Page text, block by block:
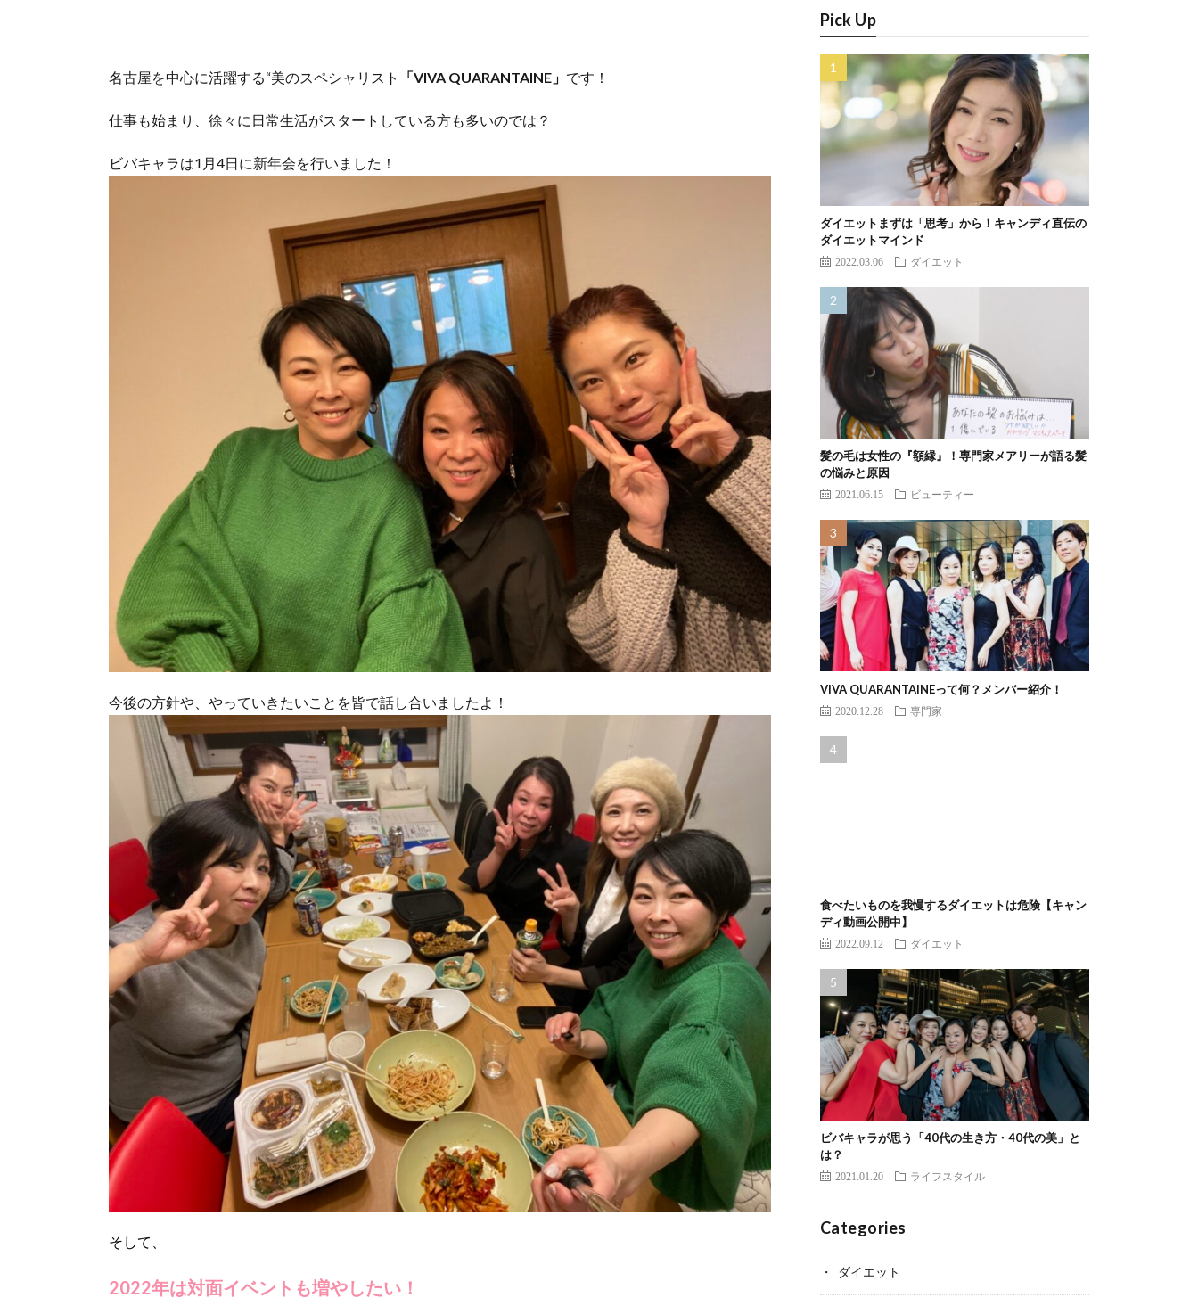
名古屋を中心に活躍する“美のスペシャリスト 「VIVA QUARANTAINE」 です！
仕事も始まり、徐々に日常生活がスタートしている方も多いのでは？
ビバキャラは1月4日に新年会を行いました！
今後の方針や、やっていきたいことを皆で話し合いましたよ！
そして、
2022年は対面イベントも増やしたい！
Pick Up
ダイエットまずは「思考」から！キャンディ直伝の
ダイエットマインド
2022.03.06 ダイエット
髪の毛は女性の『額縁』！専門家メアリーが語る髪
の悩みと原因
2021.06.15 ビューティー
VIVA QUARANTAINEって何？メンバー紹介！
2020.12.28 専門家
食べたいものを我慢するダイエットは危険【キャン
ディ動画公開中】
2022.09.12 ダイエット
ビバキャラが思う「40代の生き方・40代の美」と
は？
2021.01.20 ライフスタイル
Categories
ダイエット